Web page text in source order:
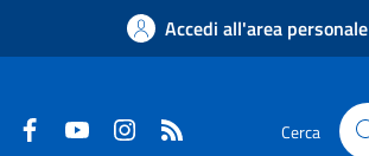
Accedi all'area personale
FaceboookYoutubeInstagram Cerca